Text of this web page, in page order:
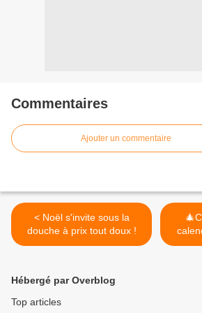
Commentaires
Ajouter un commentaire
< Noël s'invite sous la
douche à prix tout doux !
Hébergé par Overblog
Top articles